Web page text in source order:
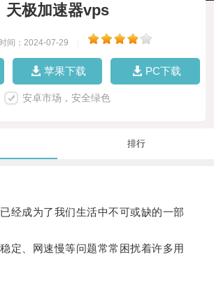
天极加速器vps
时间：2024-07-29
苹果下载 PC下载
安卓市场，安全绿色
排行
成为了我们生活中不可或缺的一部
、网速慢等问题常常困扰着许多用